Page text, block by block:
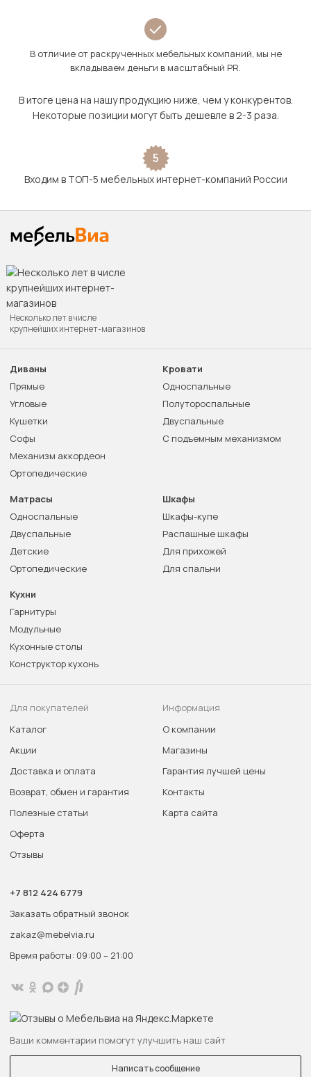
В отличие от раскрученных мебельных компаний, мы не
вкладываем деньги в масштабный PR.
В итоге цена на нашу продукцию ниже, чем у конкурентов.
Некоторые позиции могут быть дешевле в 2-3 раза.
5
Входим в ТОП-5 мебельных интернет-компаний России
Несколько лет в числе
крупнейших интернет-магазинов
Диваны
Прямые
Угловые
Кушетки
Софы
Механизм аккордеон
Ортопедические
Кровати
Односпальные
Полутороспальные
Двуспальные
С подъемным механизмом
Матрасы
Односпальные
Двуспальные
Детские
Ортопедические
Шкафы
Шкафы-купе
Распашные шкафы
Для прихожей
Для спальни
Кухни
Гарнитуры
Модульные
Кухонные столы
Конструктор кухонь
Для покупателей
Каталог
Акции
Доставка и оплата
Возврат, обмен и гарантия
Полезные статьи
Оферта
Отзывы
Информация
О компании
Магазины
Гарантия лучшей цены
Контакты
Карта сайта
+7 812 424 6779
Заказать обратный звонок
zakaz@mebelvia.ru
Время работы: 09:00 – 21:00
Ваши комментарии помогут улучшить наш сайт
Написать сообщение